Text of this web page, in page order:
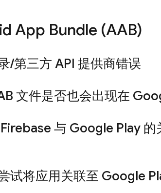
App Bundle (AAB)
/第三方 API 提供商错误
文件是否也会出现在
与 Google Play 的
试将应用关联至 Google